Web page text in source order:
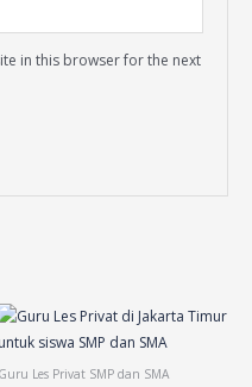
in this browser for the next
Guru Les Privat SMP dan SMA